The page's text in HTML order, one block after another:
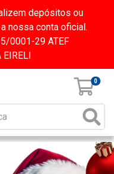
depósitos ou
nossa conta oficial.
0001-29 ATEF
EIRELI
0